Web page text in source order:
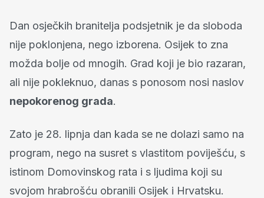
Dan osječkih branitelja podsjetnik je da sloboda
nije poklonjena, nego izborena. Osijek to zna
možda bolje od mnogih. Grad koji je bio razaran,
ali nije pokleknuo, danas s ponosom nosi naslov
nepokorenog grada.
Zato je 28. lipnja dan kada se ne dolazi samo na
program, nego na susret s vlastitom poviješću, s
istinom Domovinskog rata i s ljudima koji su
svojom hrabrošću obranili Osijek i Hrvatsku.